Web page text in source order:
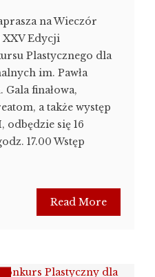
na Wieczór
XXV Edycji
Plastycznego dla
im. Pawła
finałowa,
a także występ
odbędzie się 16
17.00 Wstęp
Read More